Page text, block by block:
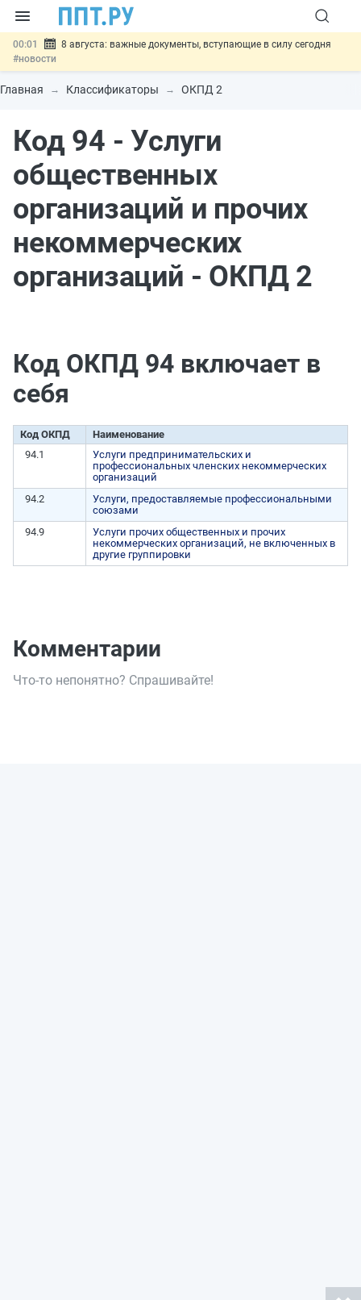
00:01
8 августа: важные документы, вступающие в силу сегодня
#новости
07.08 Подписан закон о блокировке продажи опасных товаров через
«Честный знак»#новости
07.08
Госпошлину за устранение ошибок в документах предлагают
отменить #новости
отношений
#новости
Главная Классификаторы ОКПД 2
Код 94 - Услуги
общественных
организаций и прочих
некоммерческих
организаций - ОКПД 2
Код ОКПД 94 включает в
себя
Код ОКПД
Наименование
94.1
Услуги предпринимательских и
профессиональных членских некоммерческих
организаций
94.2
Услуги, предоставляемые профессиональными
союзами
94.9
Услуги прочих общественных и прочих
некоммерческих организаций, не включенных в
другие группировки
Комментарии
Что-то непонятно? Спрашивайте!